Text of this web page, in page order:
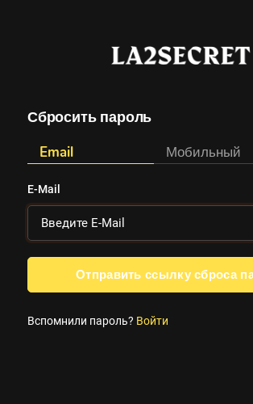
Сбросить пароль
Email Мобильный
E-Mail
Отправить ссылку сброса
Вспомнили пароль? Войти